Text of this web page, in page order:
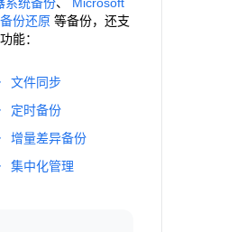
份还原 等备份，还支
能：
文件同步
定时备份
增量差异备份
集中化管理